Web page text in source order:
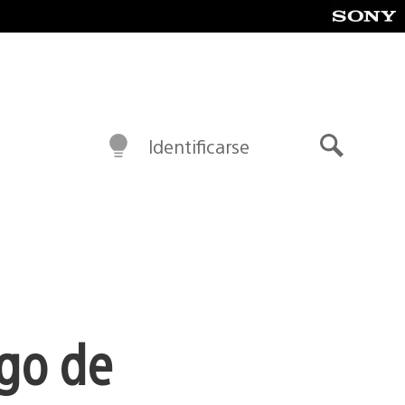
Identificarse
de